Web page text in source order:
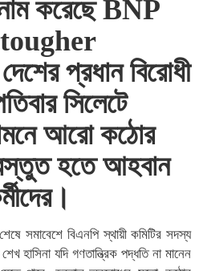
করেছে BNP
প্রধান বিরোধী
সিলেটে
আরো কঠোর
হতে আহবান
সমাবেশে বিএনপি স্থায়ী কমিটির সদস্য
হাসিনা যদি গণতান্ত্রিক পদ্ধতি না মানেন